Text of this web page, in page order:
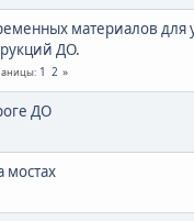
материалов для
ДО.
1 2
ДО
мостах